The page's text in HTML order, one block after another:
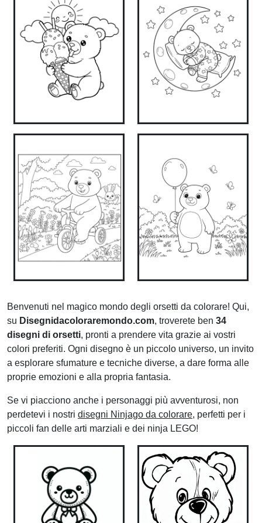
Benvenuti nel magico mondo degli orsetti da colorare! Qui,
su Disegnidacoloraremondo.com, troverete ben 34
disegni di orsetti, pronti a prendere vita grazie ai vostri
colori preferiti. Ogni disegno è un piccolo universo, un invito
a esplorare sfumature e tecniche diverse, a dare forma alle
proprie emozioni e alla propria fantasia.
Se vi piacciono anche i personaggi più avventurosi, non
perdetevi i nostri disegni Ninjago da colorare, perfetti per i
piccoli fan delle arti marziali e dei ninja LEGO!